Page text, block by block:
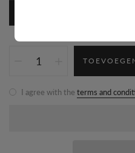
I agree with the terms and